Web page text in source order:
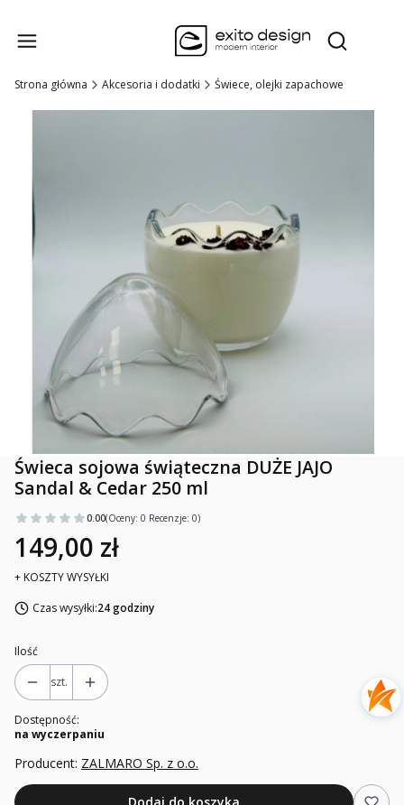
Otwórz
Strona główna Akcesoria i dodatki Świece, olejki zapachowe
Świeca sojowa świąteczna DUŻE JAJO
Sandal & Cedar 250 ml
0.00(Oceny: 0 Recenzje: 0)
149,00 zł
+ KOSZTY WYSYŁKI
Czas wysyłki:24 godziny
Ilość
szt.
Dostępność:
na wyczerpaniu
Producent: ZALMARO Sp. z o.o.